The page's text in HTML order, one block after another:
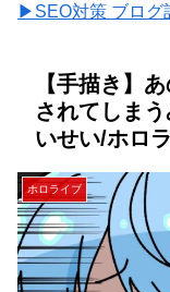
▶SEO対策 ブログ
【手描き】
されてしま
いせい/ホロラ
ホロライブ